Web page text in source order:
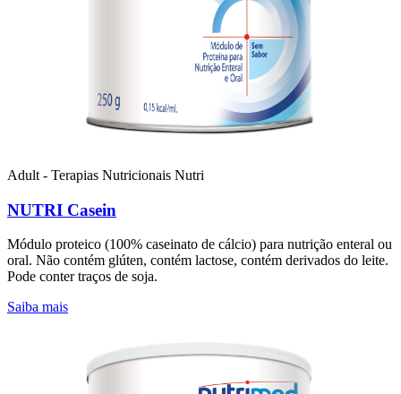
Adult - Terapias Nutricionais Nutri
NUTRI Casein
Módulo proteico (100% caseinato de cálcio) para nutrição enteral ou
oral. Não contém glúten, contém lactose, contém derivados do leite.
Pode conter traços de soja.
Saiba mais